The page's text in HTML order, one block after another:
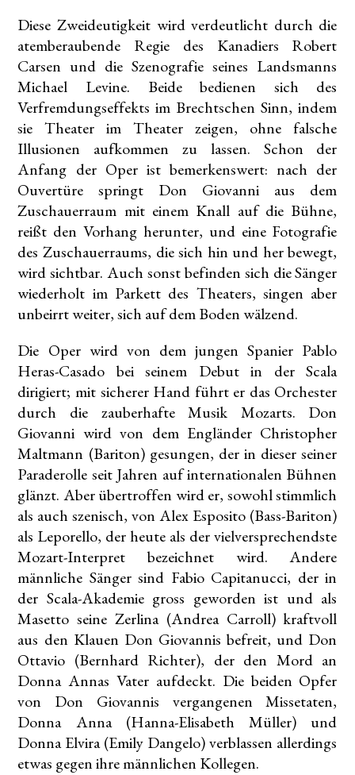
Diese Zweideutigkeit wird verdeutlicht durch die
atemberaubende Regie des Kanadiers Robert
Carsen und die Szenografie seines Landsmanns
Michael Levine. Beide bedienen sich des
Verfremdungseffekts im Brechtschen Sinn, indem
sie Theater im Theater zeigen, ohne falsche
Illusionen aufkommen zu lassen. Schon der
Anfang der Oper ist bemerkenswert: nach der
Ouvertüre springt Don Giovanni aus dem
Zuschauerraum mit einem Knall auf die Bühne,
reißt den Vorhang herunter, und eine Fotografie
des Zuschauerraums, die sich hin und her bewegt,
wird sichtbar. Auch sonst befinden sich die Sänger
wiederholt im Parkett des Theaters, singen aber
unbeirrt weiter, sich auf dem Boden wälzend.
Die Oper wird von dem jungen Spanier Pablo
Heras-Casado bei seinem Debut in der Scala
dirigiert; mit sicherer Hand führt er das Orchester
durch die zauberhafte Musik Mozarts. Don
Giovanni wird von dem Engländer Christopher
Maltmann (Bariton) gesungen, der in dieser seiner
Paraderolle seit Jahren auf internationalen Bühnen
glänzt. Aber übertroffen wird er, sowohl stimmlich
als auch szenisch, von Alex Esposito (Bass-Bariton)
als Leporello, der heute als der vielversprechendste
Mozart-Interpret bezeichnet wird. Andere
männliche Sänger sind Fabio Capitanucci, der in
der Scala-Akademie gross geworden ist und als
Masetto seine Zerlina (Andrea Carroll) kraftvoll
aus den Klauen Don Giovannis befreit, und Don
Ottavio (Bernhard Richter), der den Mord an
Donna Annas Vater aufdeckt. Die beiden Opfer
von Don Giovannis vergangenen Missetaten,
Donna Anna (Hanna-Elisabeth Müller) und
Donna Elvira (Emily Dangelo) verblassen allerdings
etwas gegen ihre männlichen Kollegen.